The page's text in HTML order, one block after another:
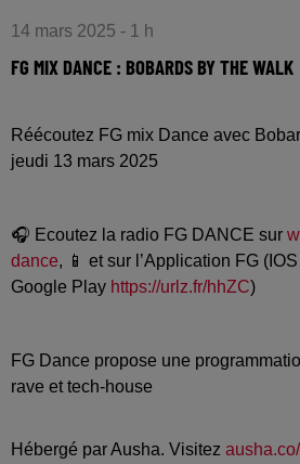
14 mars 2025 - 1 h
FG MIX DANCE : BOBARDS BY THE WALK
Réécoutez FG mix Dance avec
jeudi 13 mars 2025
🎧 Ecoutez la radio FG DANCE sur
dance, 📱 et sur l’Application FG (IOS
Google Play https://urlz.fr/hhZC)
FG Dance propose une
rave et tech-house
Hébergé par Ausha. Visitez